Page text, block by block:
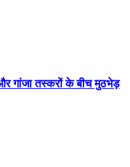
गांजा तस्करों के बीच मुठभेड़